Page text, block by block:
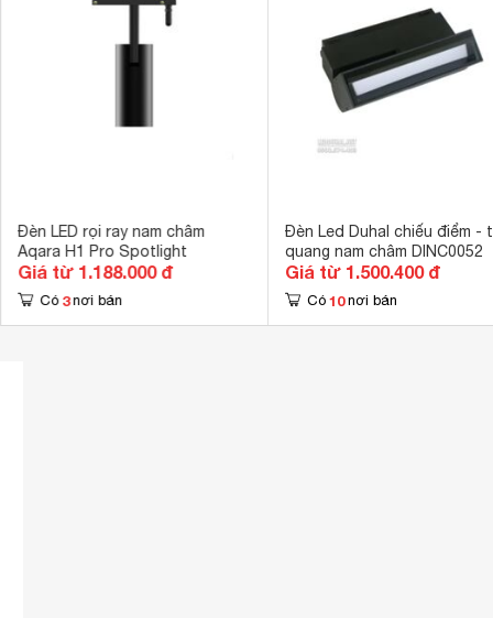
Đèn LED rọi ray nam châm
Aqara H1 Pro Spotlight
Giá từ 1.188.000 đ
Có 3 nơi bán
Đèn Led Duhal chiếu điểm -
quang nam châm DINC0052
Giá từ 1.500.400 đ
Có 10 nơi bán